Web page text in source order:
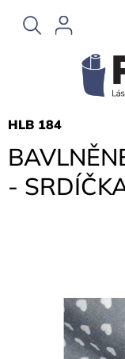
obsah
-
HLB 184